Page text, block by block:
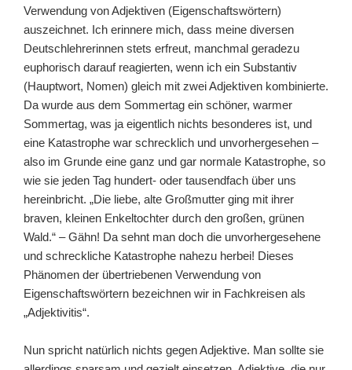
Verwendung von Adjektiven (Eigenschaftswörtern)
auszeichnet. Ich erinnere mich, dass meine diversen
Deutschlehrerinnen stets erfreut, manchmal geradezu
euphorisch darauf reagierten, wenn ich ein Substantiv
(Hauptwort, Nomen) gleich mit zwei Adjektiven kombinierte.
Da wurde aus dem Sommertag ein schöner, warmer
Sommertag, was ja eigentlich nichts besonderes ist, und
eine Katastrophe war schrecklich und unvorhergesehen –
also im Grunde eine ganz und gar normale Katastrophe, so
wie sie jeden Tag hundert- oder tausendfach über uns
hereinbricht. „Die liebe, alte Großmutter ging mit ihrer
braven, kleinen Enkeltochter durch den großen, grünen
Wald.“ – Gähn! Da sehnt man doch die unvorhergesehene
und schreckliche Katastrophe nahezu herbei! Dieses
Phänomen der übertriebenen Verwendung von
Eigenschaftswörtern bezeichnen wir in Fachkreisen als
„Adjektivitis“.
Nun spricht natürlich nichts gegen Adjektive. Man sollte sie